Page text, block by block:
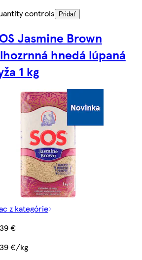
controls
Pridať
Jasmine Brown
hnedá lúpaná
1 kg
z kategórie
€
€/kg